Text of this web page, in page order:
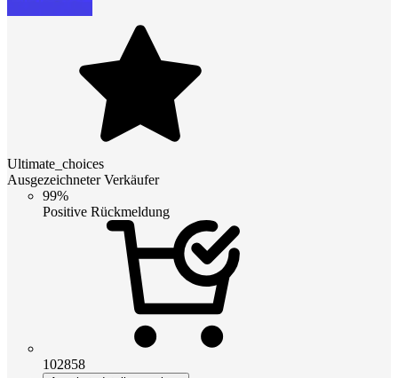
Ultimate_choices
Ausgezeichneter Verkäufer
99%
Positive Rückmeldung
102858